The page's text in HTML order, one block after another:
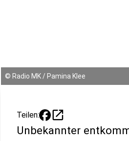
© Radio MK / Pamina Klee
Teilen: open_in_new
Unbekannter